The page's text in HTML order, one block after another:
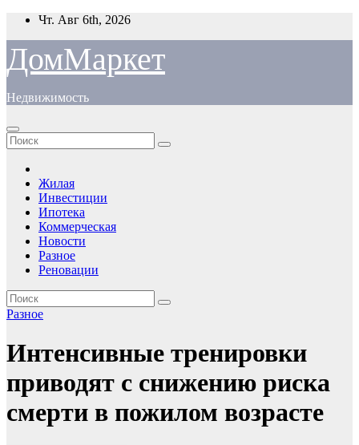
Перейти
содержимому
Чт. Авг 6th, 2026
ДомМаркет
Недвижимость
Жилая
Инвестиции
Ипотека
Коммерческая
Новости
Разное
Реновации
Разное
Интенсивные тренировки
приводят с снижению риска
смерти в пожилом возрасте